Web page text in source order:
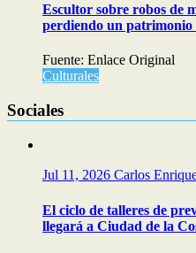
Escultor sobre robos de
perdiendo un patrimonio
Fuente: Enlace Original
Culturales
Sociales
Jul 11, 2026 Carlos
El ciclo de talleres de
llegará a Ciudad de la